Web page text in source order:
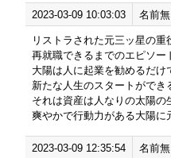
2023-03-09 10:03:03 名前無
リストラされた元三ッ星の
再就職できるまでのエピソー
大陽は人に起業を勧めるだ
新たな人生のスタートができ
それは資産は人なりの太陽の
爽やかで行動力がある大陽に
2023-03-09 12:35:54 名前無